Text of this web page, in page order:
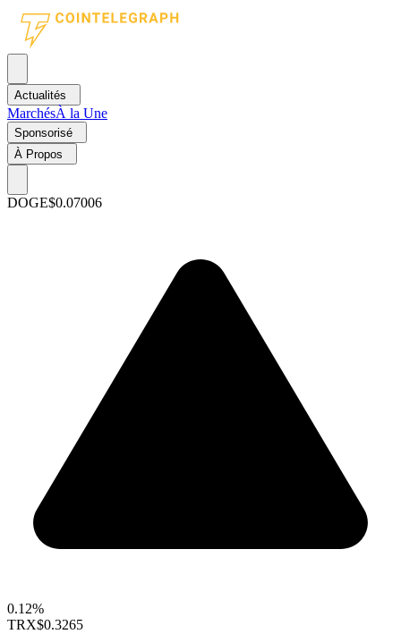
Actualités
MarchésÀ la Une
Sponsorisé
À Propos
DOGE$0.07006
0.12%
TRX$0.3265